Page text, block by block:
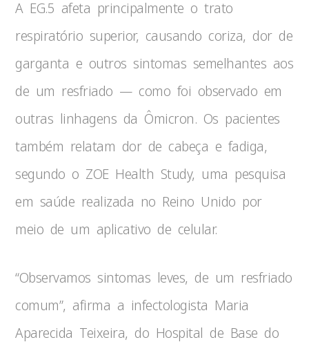
A EG.5 afeta principalmente o trato
respiratório superior, causando coriza, dor de
garganta e outros sintomas semelhantes aos
de um resfriado — como foi observado em
outras linhagens da Ômicron. Os pacientes
também relatam dor de cabeça e fadiga,
segundo o ZOE Health Study, uma pesquisa
em saúde realizada no Reino Unido por
meio de um aplicativo de celular.
“Observamos sintomas leves, de um resfriado
comum”, afirma a infectologista Maria
Aparecida Teixeira, do Hospital de Base do